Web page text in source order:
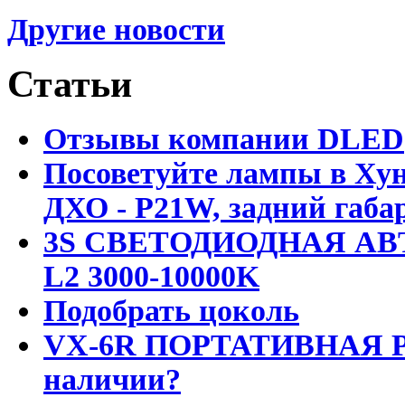
Другие новости
Статьи
Отзывы компании DLED
Посоветуйте лампы в
ДХО - P21W, задний
3S СВЕТОДИОДНАЯ
L2 3000-10000K
Подобрать цоколь
VX-6R ПОРТАТИВНАЯ
наличии?